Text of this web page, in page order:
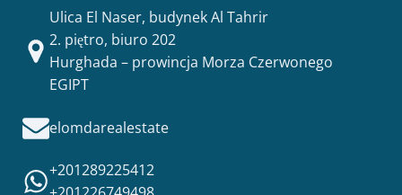
Ulica El Naser, budynek Al Tahrir
2. piętro, biuro 202
Hurghada – prowincja Morza Czerwonego
EGIPT
elomdarealestate
+201289225412